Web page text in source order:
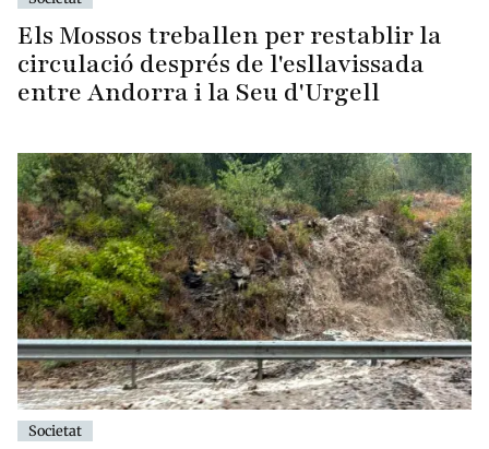
Els Mossos treballen per restablir la
circulació després de l'esllavissada
entre Andorra i la Seu d'Urgell
Societat